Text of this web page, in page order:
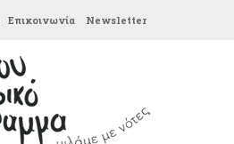
Επικοινωνία Newsletter